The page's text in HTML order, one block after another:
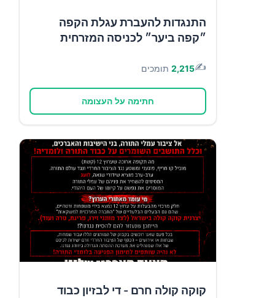
התנגדות להעברת עגלת הקפה
״קפה ביער״ לכניסה המזרחית
✍️
2,215 תומכים
חתימה על העצומה
קוקה קולה חרם - די לבזיון כבוד